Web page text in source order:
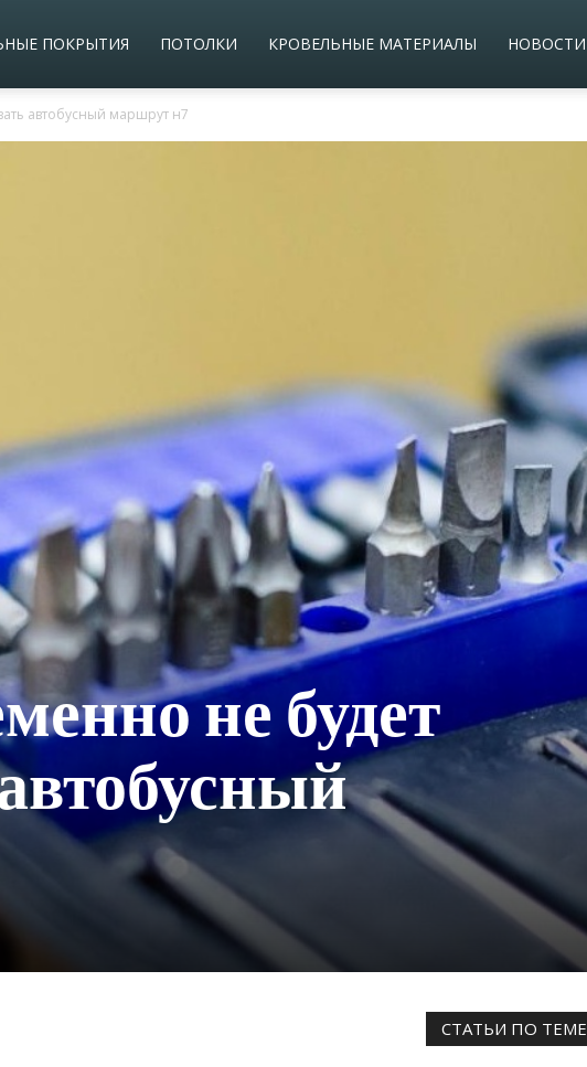
ПОКРЫТИЯ ПОТОЛКИ КРОВЕЛЬНЫЕ МАТЕРИАЛЫ НОВОСТИ
автобусный маршрут н7
не будет
СТАТЬИ ПО ТЕМЕ